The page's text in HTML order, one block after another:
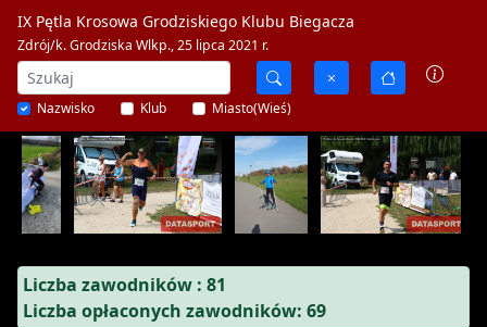
IX Pętla Krosowa Grodziskiego Klubu Biegacza
Zdrój/k. Grodziska Wlkp., 25 lipca 2021 r.
Nazwisko Klub Miasto(Wieś)
Liczba zawodników : 81
Liczba opłaconych zawodników: 69